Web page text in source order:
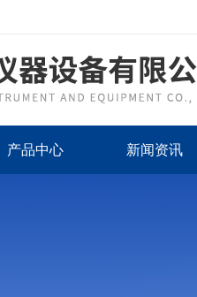
产品中心 新闻资讯